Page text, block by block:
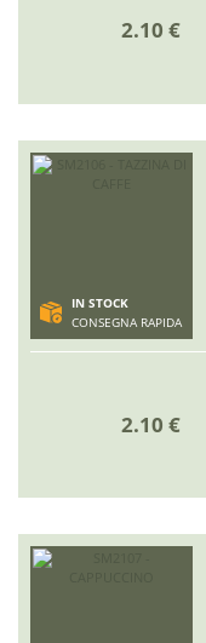
2.10 €
IN STOCK
CONSEGNA RAPIDA
2.10 €